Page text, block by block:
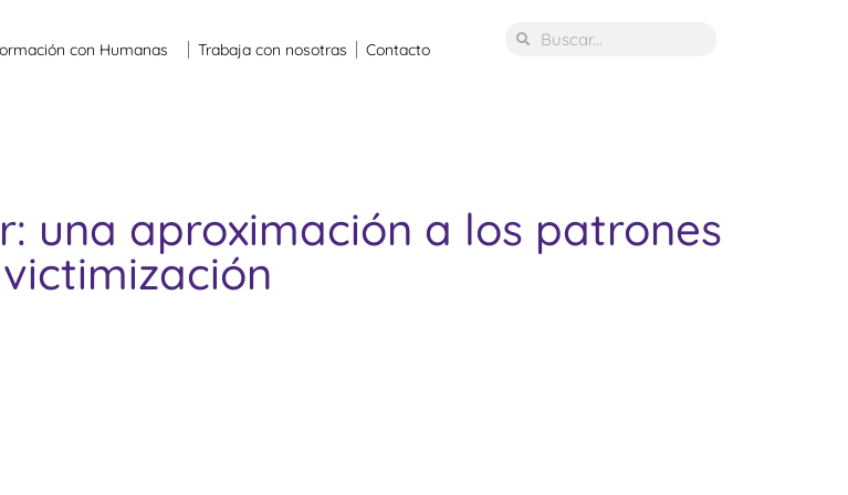
con Humanas Trabaja con nosotras Contacto
una aproximación a los patrones